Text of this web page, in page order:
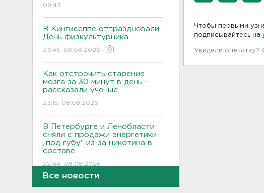
09:43
В Кингисеппе отпраздновали
День физкультурника
23:45, 08.08.2026
Как отстрочить старение
мозга за 30 минут в день –
рассказали ученые
23:15, 08.08.2026
В Петербурге и Ленобласти
сняли с продажи энергетики
„под губу“ из-за никотина в
составе
22:44, 08.08.2026
За день над Россией сбиты
Все новости
Чтобы первыми
подписывайтесь на
Увидели